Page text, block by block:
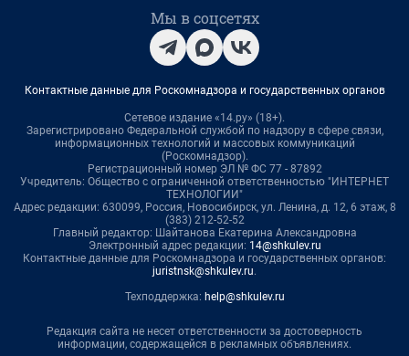
Мы в соцсетях
Контактные данные для Роскомнадзора и государственных органов
Сетевое издание «14.ру» (18+).
Зарегистрировано Федеральной службой по надзору в сфере связи,
информационных технологий и массовых коммуникаций
(Роскомнадзор).
Регистрационный номер ЭЛ № ФС 77 - 87892
Учредитель: Общество с ограниченной ответственностью "ИНТЕРНЕТ
ТЕХНОЛОГИИ"
Адрес редакции: 630099, Россия, Новосибирск, ул. Ленина, д. 12, 6 этаж, 8
(383) 212-52-52
Главный редактор: Шайтанова Екатерина Александровна
Электронный адрес редакции: 14@shkulev.ru
Контактные данные для Роскомнадзора и государственных органов:
juristnsk@shkulev.ru.
Техподдержка: help@shkulev.ru
Редакция сайта не несет ответственности за достоверность
информации, содержащейся в рекламных объявлениях.